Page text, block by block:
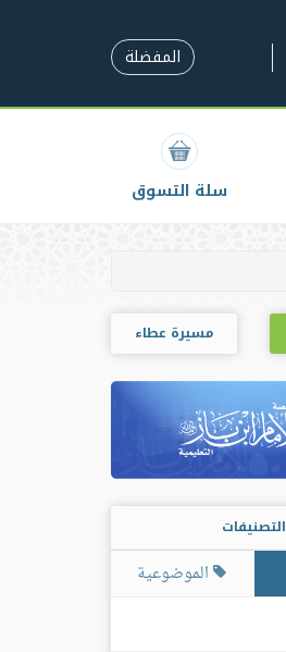
المفضلة
سلة التسوق
مسيرة عطاء
التصنيفات
الموضوعية